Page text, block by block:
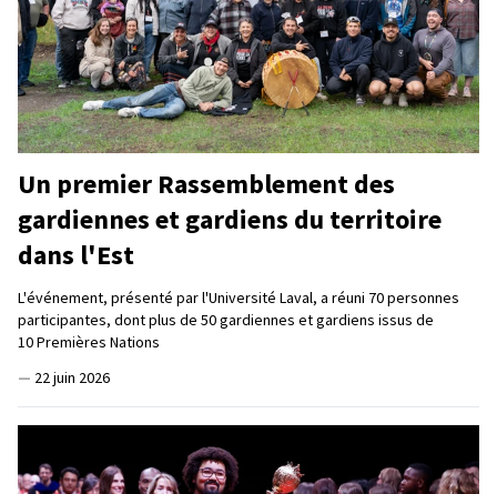
Un premier Rassemblement des
gardiennes et gardiens du territoire
dans l'Est
L'événement, présenté par l'Université Laval, a réuni 70 personnes
participantes, dont plus de 50 gardiennes et gardiens issus de
10 Premières Nations
— 22 juin 2026